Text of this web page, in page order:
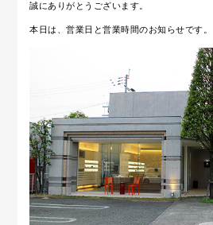
誠にありがとうございます。
本日は、営業日と営業時間のお知らせです。